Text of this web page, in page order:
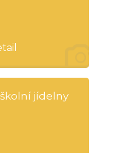
jídelny